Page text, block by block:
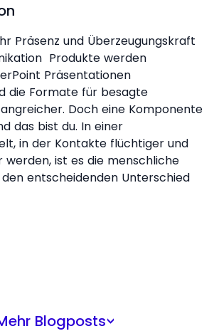
Präsenz und Überzeugungskraft
Produkte werden
Präsentationen
die Formate für besagte
Doch eine Komponente
das bist du. In einer
in der Kontakte flüchtiger und
werden, ist es die menschliche
entscheidenden Unterschied
Blogposts>